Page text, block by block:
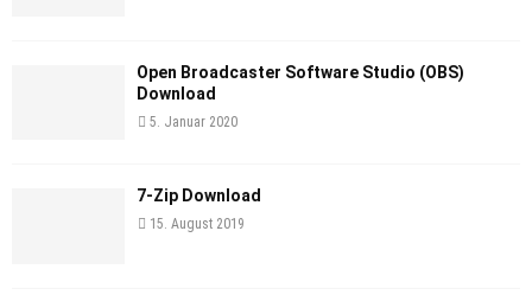
Open Broadcaster Software Studio (OBS)
Download
5. Januar 2020
7-Zip Download
15. August 2019